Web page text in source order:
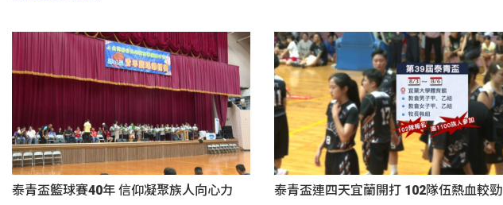
泰青盃籃球賽40年 信仰凝聚族人向心力 泰青盃連四天宜蘭開打 102隊伍熱血較勁